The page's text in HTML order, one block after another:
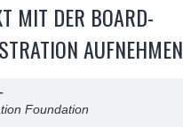
MIT DER BOARD-
AUFNEHMEN
Foundation